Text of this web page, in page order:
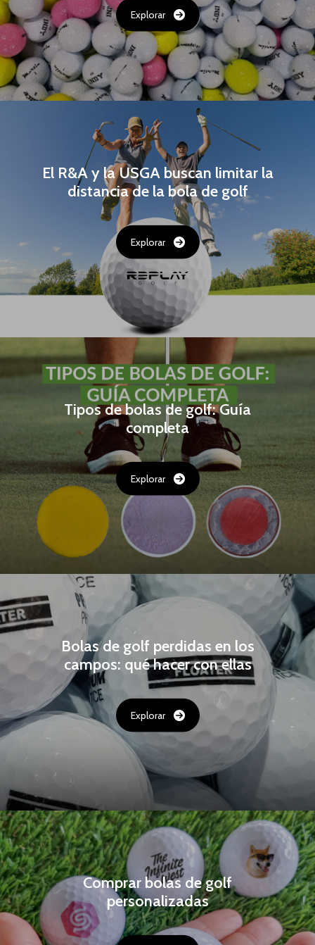
Explorar
El R&A y la USGA buscan limitar la
distancia de la bola de golf
Explorar
Tipos de bolas de golf: Guía
completa
Explorar
Bolas de golf perdidas en los
campos: qué hacer con ellas
Explorar
Comprar bolas de golf
personalizadas